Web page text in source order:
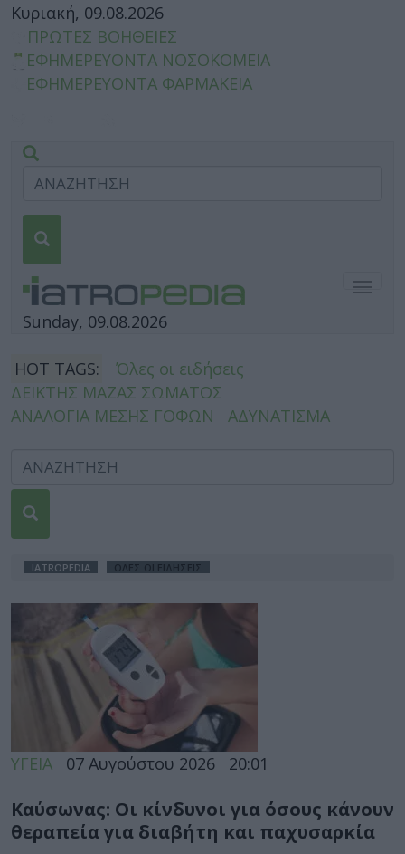
Κυριακή, 09.08.2026
ΠΡΩΤΕΣ ΒΟΗΘΕΙΕΣ
ΕΦΗΜΕΡΕΥΟΝΤΑ ΝΟΣΟΚΟΜΕΙΑ
ΕΦΗΜΕΡΕΥΟΝΤΑ ΦΑΡΜΑΚΕΙΑ
Sunday, 09.08.2026
HOT TAGS:
Όλες οι ειδήσεις
ΔΕΙΚΤΗΣ ΜΑΖΑΣ ΣΩΜΑΤΟΣ
ΑΝΑΛΟΓΙΑ ΜΕΣΗΣ ΓΟΦΩΝ
ΑΔΥΝΑΤΙΣΜΑ
IATROPEDIA ΌΛΕΣ ΟΙ ΕΙΔΉΣΕΙΣ
ΥΓΕΙΑ 07 Αυγούστου 2026 20:01
Καύσωνας: Οι κίνδυνοι για όσους κάνουν
θεραπεία για διαβήτη και παχυσαρκία